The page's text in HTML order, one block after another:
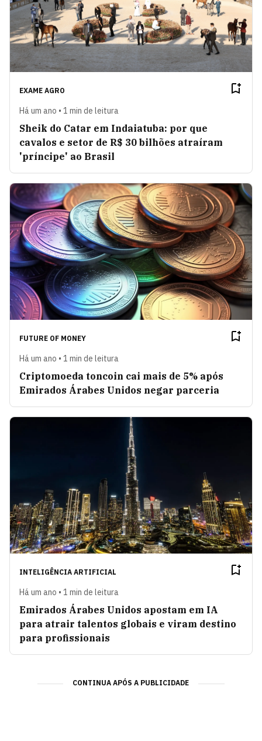
EXAME AGRO
Há um ano • 1 min de leitura
Sheik do Catar em Indaiatuba: por que
cavalos e setor de R$ 30 bilhões atraíram
'príncipe' ao Brasil
FUTURE OF MONEY
Há um ano • 1 min de leitura
Criptomoeda toncoin cai mais de 5% após
Emirados Árabes Unidos negar parceria
INTELIGÊNCIA ARTIFICIAL
Há um ano • 1 min de leitura
Emirados Árabes Unidos apostam em IA
para atrair talentos globais e viram destino
para profissionais
CONTINUA APÓS A PUBLICIDADE